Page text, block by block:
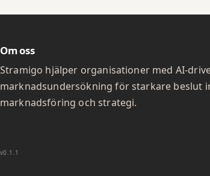
Om oss
Stramigo hjälper organisationer med AI-
marknadsundersökning för starkare beslut
marknadsföring och strategi.
v0.1.1